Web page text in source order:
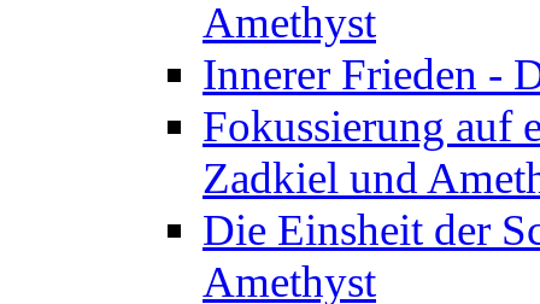
Amethyst
Innerer Frieden -
Fokussierung auf
Zadkiel und
Die Einsheit der
Amethyst